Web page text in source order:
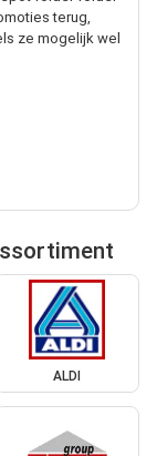
terug,
ze mogelijk wel
ALDI